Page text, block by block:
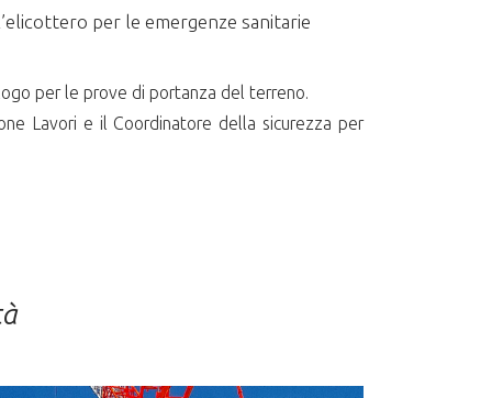
per le emergenze sanitarie
per le prove di portanza del terreno.
Lavori e il Coordinatore della sicurezza per